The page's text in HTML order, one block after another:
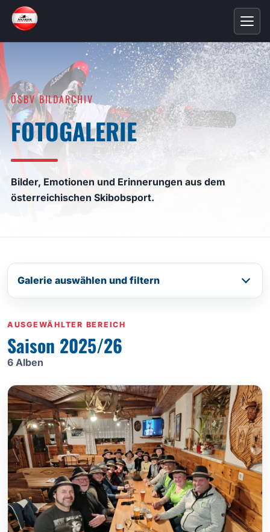
ÖSBV BILDARCHIV
FOTOGALERIE
Bilder, Emotionen und Erinnerungen aus dem
österreichischen Skibobsport.
Galerie auswählen und filtern
AUSGEWÄHLTER BEREICH
Saison 2025/26
6 Alben